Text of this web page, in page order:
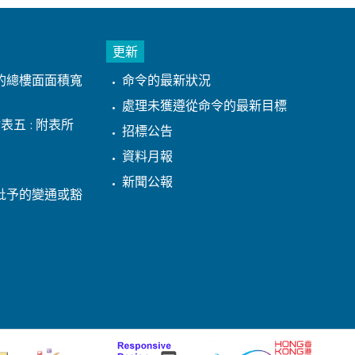
總樓面面積寬
五 : 附表所
予的變通或豁
更新
命令的最新狀況
處理未獲遵從命令的最新目標
招標公告
資料月報
新聞公報